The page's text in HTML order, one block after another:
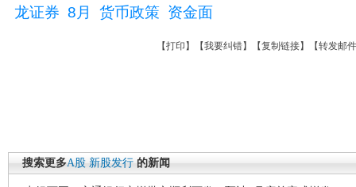
龙证券 8月 货币政策 资金面
【打印 】【我要纠错】【复制链接】【转发邮件
搜索更多A股 新股发行 的新闻